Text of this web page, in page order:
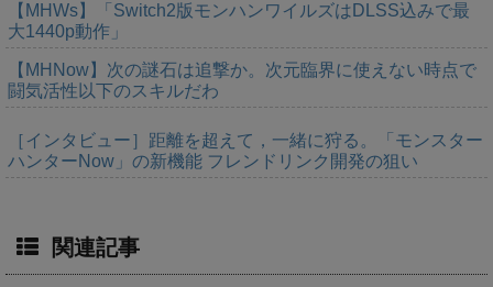
【MHWs】「Switch2版モンハンワイルズはDLSS込みで最
大1440p動作」
【MHNow】次の謎石は追撃か。次元臨界に使えない時点で
闘気活性以下のスキルだわ
［インタビュー］距離を超えて，一緒に狩る。「モンスター
ハンターNow」の新機能 フレンドリンク開発の狙い
関連記事